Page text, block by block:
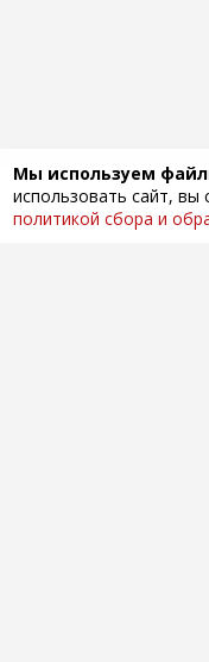
Мы используем
использовать сайт, вы
политикой сбора и
Главная